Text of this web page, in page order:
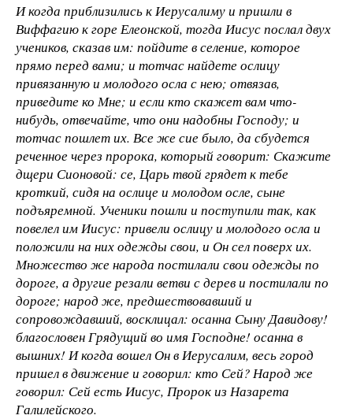
И когда приблизились к Иерусалиму и пришли в
Виффагию к горе Елеонской, тогда Иисус послал двух
учеников, сказав им: пойдите в селение, которое
прямо перед вами; и тотчас найдете ослицу
привязанную и молодого осла с нею; отвязав,
приведите ко Мне; и если кто скажет вам что-
нибудь, отвечайте, что они надобны Господу; и
тотчас пошлет их. Все же сие было, да сбудется
реченное через пророка, который говорит: Скажите
дщери Сионовой: се, Царь твой грядет к тебе
кроткий, сидя на ослице и молодом осле, сыне
подъяремной. Ученики пошли и поступили так, как
повелел им Иисус: привели ослицу и молодого осла и
положили на них одежды свои, и Он сел поверх их.
Множество же народа постилали свои одежды по
дороге, а другие резали ветви с дерев и постилали по
дороге; народ же, предшествовавший и
сопровождавший, восклицал: осанна Сыну Давидову!
благословен Грядущий во имя Господне! осанна в
вышних! И когда вошел Он в Иерусалим, весь город
пришел в движение и говорил: кто Сей? Народ же
говорил: Сей есть Иисус, Пророк из Назарета
Галилейского.